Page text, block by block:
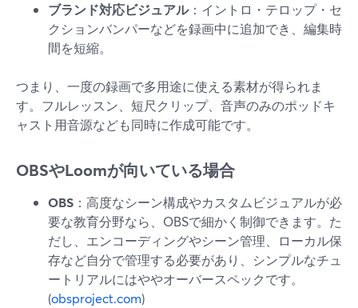
ブランド対応ビジュアル：イントロ・テロップ・セ
クションバンパーなどを録画中に追加でき、編集時
間を短縮。
つまり、一度の録画で多用途に使える素材が得られま
す。フルレッスン、短尺クリップ、音声のみのポッドキ
ャスト用音源なども同時に作成可能です。
OBSやLoomが向いている場合
OBS ：高度なシーン構成やカスタムビジュアルが必
要な教育分野なら、OBSで細かく制御できます。た
だし、エンコーディングやシーン管理、ローカル保
存など自分で管理する必要があり、シンプルなチュ
ートリアルにはややオーバースペックです。
(obsproject.com)